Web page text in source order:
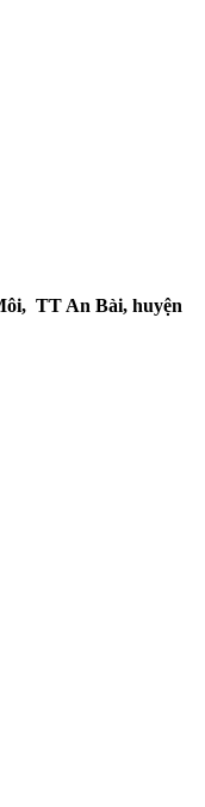
TT An Bài, huyện